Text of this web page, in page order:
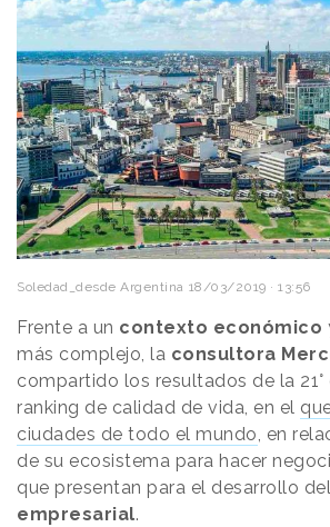
Soledad_desde Argentina 18/03/2019 · 13:56
Frente a un contexto económico
más complejo, la consultora
compartido los resultados de la 21°
ranking de calidad de vida, en el
ciudades de todo el mundo, en
de su ecosistema para hacer
que presentan para el desarrollo del
empresarial.